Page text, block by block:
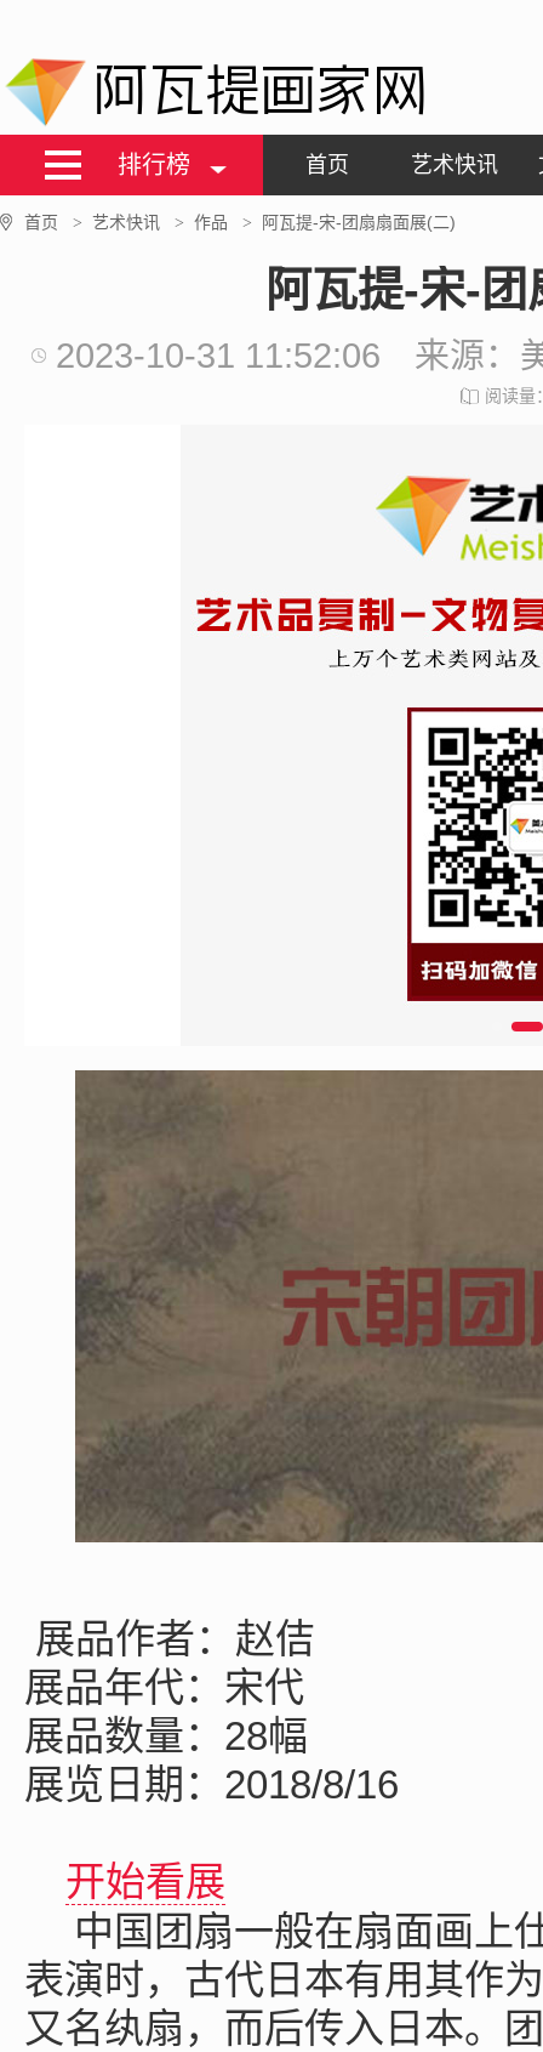
阿瓦提画家网
排行榜 首页 艺术快讯
首页 > 艺术快讯 > 作品 > 阿瓦提-宋-团扇扇面展(二)
阿瓦提-宋-
2023-10-31 11:52:06 来源：
阅读量
展品作者：赵佶
展品年代：宋代
展品数量：28幅
展览日期：2018/8/16
开始看展
中国团扇一般在扇面画上
表演时，古代日本有用其作
又名纨扇，而后传入日本。